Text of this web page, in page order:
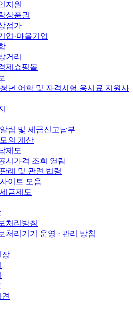
지원
상품권
점가
업·마을기업
거리
제쇼핑몰
년 어학 및 자격시험 응시료 지원사
림 및 세금신고납부
의 계산
제도
시가격 조회 열람
례 및 관련 법령
이트 모음
금제도
처리방침
처리기기 운영 · 관리 방침
장